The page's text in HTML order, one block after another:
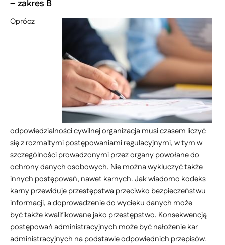
– zakres B
Oprócz
odpowiedzialności cywilnej organizacja musi czasem liczyć
się z rozmaitymi postępowaniami regulacyjnymi, w tym w
szczególności prowadzonymi przez organy powołane do
ochrony danych osobowych. Nie można wykluczyć także
innych postępowań, nawet karnych. Jak wiadomo kodeks
karny przewiduje przestępstwa przeciwko bezpieczeństwu
informacji, a doprowadzenie do wycieku danych może
być także kwalifikowane jako przestępstwo. Konsekwencją
postępowań administracyjnych może być nałożenie kar
administracyjnych na podstawie odpowiednich przepisów.